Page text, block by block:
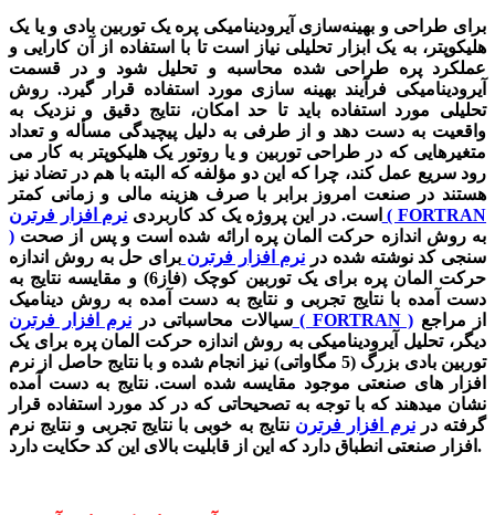
برای طراحی و بهینه‌سازی آیرودینامیکی پره یک توربین بادی و یا یک
هلیکوپتر، به یک ابزار تحلیلی نیاز است تا با استفاده از آن کارایی و
عملکرد پره طراحی شده محاسبه و تحلیل شود و در قسمت
آیرودینامیکی فرآیند بهینه سازی مورد استفاده قرار گیرد. روش
تحلیلی مورد استفاده باید تا حد امکان، نتایج دقیق و نزدیک به
واقعیت به دست دهد و از طرفی به دلیل پیچیدگی مسأله و تعداد
متغیرهایی که در طراحی توربین و یا روتور یک هلیکوپتر به کار می
رود سریع عمل کند، چرا که این دو مؤلفه که البته با هم در تضاد نیز
هستند در صنعت امروز برابر با صرف هزینه مالی و زمانی کمتر
است. در این پروژه یک کد کاربردی نرم افزار فرترن ( FORTRAN
)
سنجی کد نوشته شده در نرم افزار فرترن برای حل به روش اندازه
حرکت المان پره برای یک توربین کوچک (فاز6) و مقایسه نتایج به
دست آمده با نتایج تجربی و نتایج به دست آمده به روش دینامیک
سیالات محاسباتی درنرم افزار فرترن ( FORTRAN )
دیگر، تحلیل آیرودینامیکی به روش اندازه حرکت المان پره برای یک
توربین بادی بزرگ (5 مگاواتی) نیز انجام شده و با نتایج حاصل از نرم
افزار های صنعتی موجود مقایسه شده است. نتایج به دست آمده
نشان میدهند که با توجه به تصحیحاتی که در کد مورد استفاده قرار
گرفته درنرم افزار فرترن نتایج به خوبی با نتایج تجربی و نتایج نرم
افزار صنعتی انطباق دارد که این از قابلیت بالای این کد حکایت دارد.